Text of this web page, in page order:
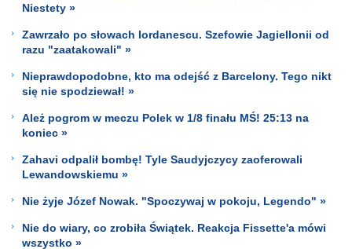
Niestety »
Zawrzało po słowach Iordanescu. Szefowie Jagiellonii od
razu "zaatakowali" »
Nieprawdopodobne, kto ma odejść z Barcelony. Tego nikt
się nie spodziewał! »
Ależ pogrom w meczu Polek w 1/8 finału MŚ! 25:13 na
koniec »
Zahavi odpalił bombę! Tyle Saudyjczycy zaoferowali
Lewandowskiemu »
Nie żyje Józef Nowak. "Spoczywaj w pokoju, Legendo" »
Nie do wiary, co zrobiła Świątek. Reakcja Fissette'a mówi
wszystko »